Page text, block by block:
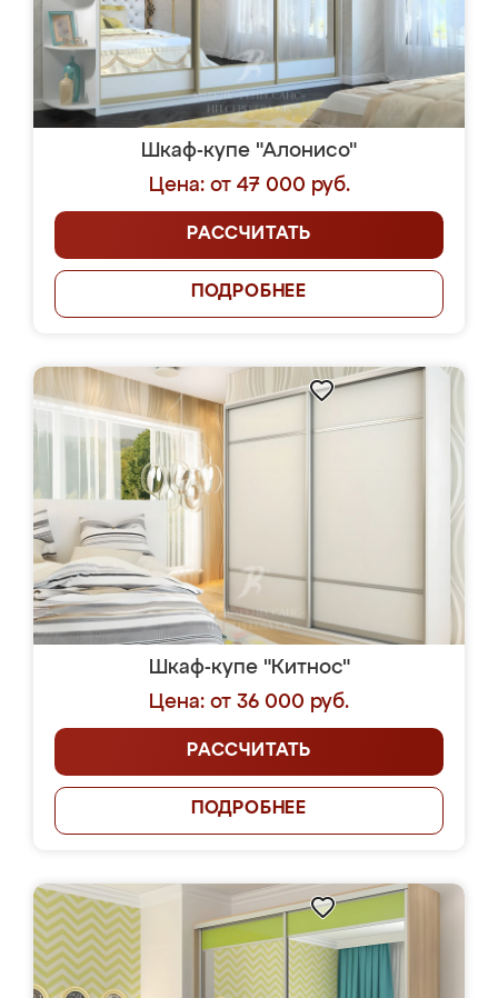
Шкаф-купе "Алонисо"
Цена: от 47 000 руб.
РАССЧИТАТЬ
ПОДРОБНЕЕ
Шкаф-купе "Китнос"
Цена: от 36 000 руб.
РАССЧИТАТЬ
ПОДРОБНЕЕ